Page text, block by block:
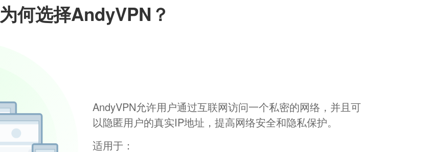
为何选择AndyVPN？
AndyVPN允许用户通过互联网访问一个私密的网络，并且可
以隐匿用户的真实IP地址，提高网络安全和隐私保护。
适用于：